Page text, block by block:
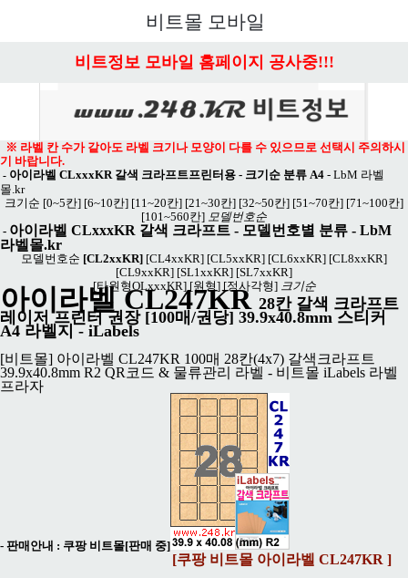
비트몰 모바일
비트정보 모바일 홈페이지 공사중!!!
※ 라벨 칸 수가 같아도 라벨 크기나 모양이 다를 수 있으므로 선택시 주의하시
기 바랍니다.
- 아이라벨 CLxxxKR 갈색 크라프트프린터용 - 크기순 분류 A4 - LbM 라벨
몰.kr
크기순 [0~5칸] [6~10칸] [11~20칸] [21~30칸] [32~50칸] [51~70칸] [71~100칸]
[101~560칸] 모델번호순
- 아이라벨 CLxxxKR 갈색 크라프트 - 모델번호별 분류 - LbM
라벨몰.kr
모델번호순 [CL2xxKR] [CL4xxKR] [CL5xxKR] [CL6xxKR] [CL8xxKR]
[CL9xxKR] [SL1xxKR] [SL7xxKR]
[타원형OLxxxKR] [원형] [정사각형] 크기순
아이라벨 CL247KR28칸 갈색 크라프트
레이저 프린터 권장 [100매/권당] 39.9x40.8mm 스티커
A4 라벨지 - iLabels
[비트몰] 아이라벨 CL247KR 100매 28칸(4x7) 갈색크라프트
39.9x40.8mm R2 QR코드 & 물류관리 라벨 - 비트몰 iLabels 라벨
프라자
- 판매안내 : 쿠팡 비트몰[판매 중]
[쿠팡 비트몰 아이라벨 CL247KR ]